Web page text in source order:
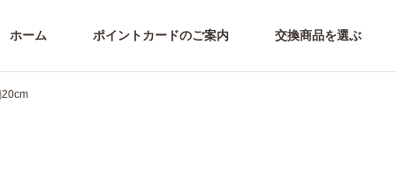
ホーム ポイントカードのご案内 交換商品を選ぶ